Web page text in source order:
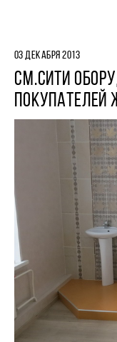
03 ДЕКАБРЯ 2013
СМ.СИТИ